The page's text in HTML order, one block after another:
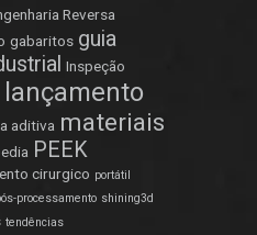
Reversa
gabaritos guia
Inspeção
lançamento
aditiva materiais
PEEK
cirurgico portátil
processamento shining3d
tendências